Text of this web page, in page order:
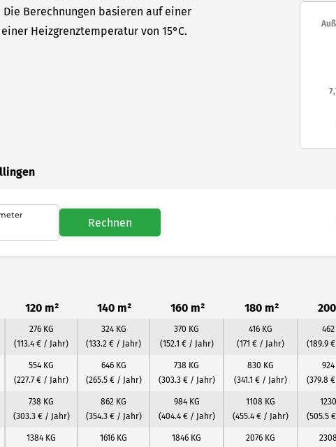
Berechnungen basieren auf einer
Heizgrenztemperatur von 15°C.
Rechnen
120 m² 140 m² 160 m² 180 m²
276 KG
(113.4 € / Jahr)
324 KG
(133.2 € / Jahr)
370 KG
(152.1 € / Jahr)
416 KG
(171 € / Jahr)
462
(189.9
554 KG
(227.7 € / Jahr)
646 KG
(265.5 € / Jahr)
738 KG
(303.3 € / Jahr)
830 KG
(341.1 € / Jahr)
924
(379.8
738 KG
(303.3 € / Jahr)
862 KG
(354.3 € / Jahr)
984 KG
(404.4 € / Jahr)
1108 KG
(455.4 € / Jahr)
(505.5
1384 KG 1616 KG 1846 KG 2076 KG